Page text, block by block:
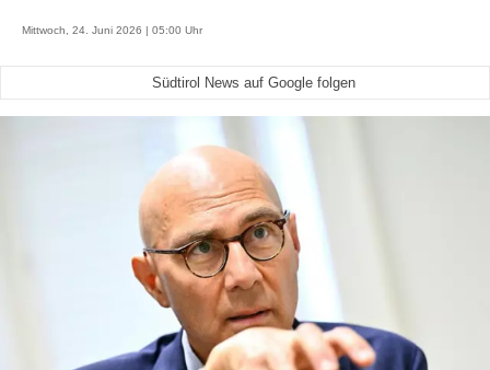
Mittwoch, 24. Juni 2026 | 05:00 Uhr
Südtirol News auf Google folgen